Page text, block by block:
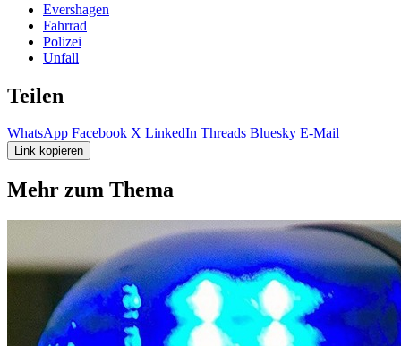
Evershagen
Fahrrad
Polizei
Unfall
Teilen
WhatsApp Facebook X LinkedIn Threads Bluesky E-Mail
Link kopieren
Mehr zum Thema